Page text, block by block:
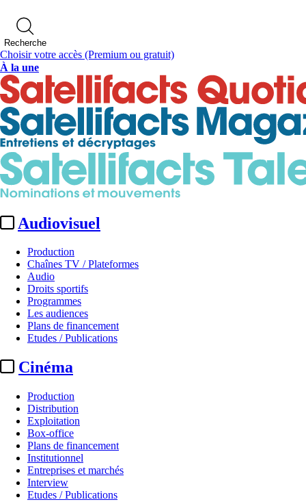
Recherche
Choisir votre accès (Premium ou gratuit)
À la une
Audiovisuel
Production
Chaînes TV / Plateformes
Audio
Droits sportifs
Programmes
Les audiences
Plans de financement
Etudes / Publications
Cinéma
Production
Distribution
Exploitation
Box-office
Plans de financement
Institutionnel
Entreprises et marchés
Interview
Etudes / Publications